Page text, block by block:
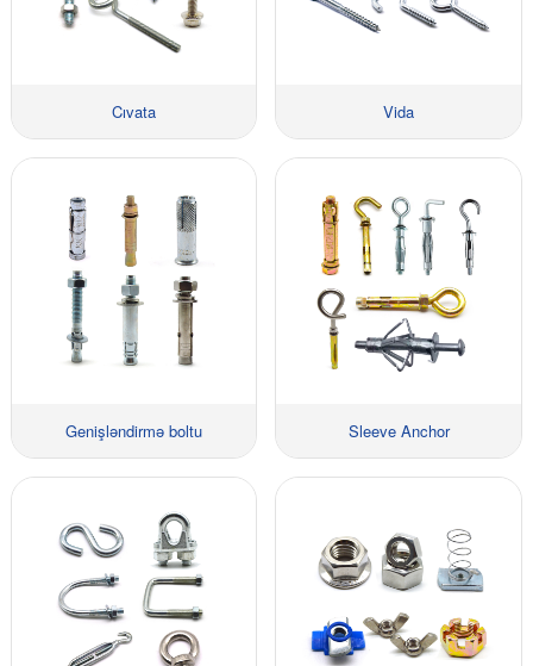
Cıvata Vida
Genişləndirmə boltu Sleeve Anchor